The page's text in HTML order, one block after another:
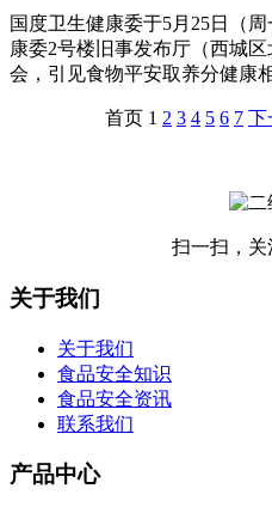
国度卫生健康委于5月25日（
康委2号楼旧事发布厅（西城
会，引见食物平安取养分健康
首页 1 2 3 4 5 6 7 下
扫一扫，
关于我们
关于我们
食品安全知识
食品安全资讯
联系我们
产品中心